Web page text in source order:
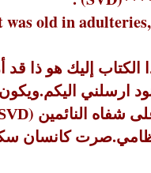
old in
الكتاب إليك هو ذا
عظامي.صرت